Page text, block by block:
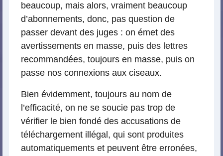
beaucoup, mais alors, vraiment beaucoup
d’abonnements, donc, pas question de
passer devant des juges : on émet des
avertissements en masse, puis des lettres
recommandées, toujours en masse, puis on
passe nos connexions aux ciseaux.
Bien évidemment, toujours au nom de
l’efficacité, on ne se soucie pas trop de
vérifier le bien fondé des accusations de
téléchargement illégal, qui sont produites
automatiquements et peuvent être erronées,